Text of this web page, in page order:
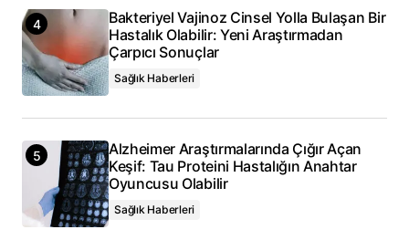
Bakteriyel Vajinoz Cinsel Yolla Bulaşan Bir
Hastalık Olabilir: Yeni Araştırmadan
Çarpıcı Sonuçlar
Sağlık Haberleri
Alzheimer Araştırmalarında Çığır Açan
Keşif: Tau Proteini Hastalığın Anahtar
Oyuncusu Olabilir
Sağlık Haberleri